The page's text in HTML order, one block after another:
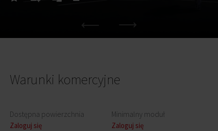
Warunki komercyjne
Dostępna powierzchnia
Zaloguj się
Minimalny moduł
Zaloguj się